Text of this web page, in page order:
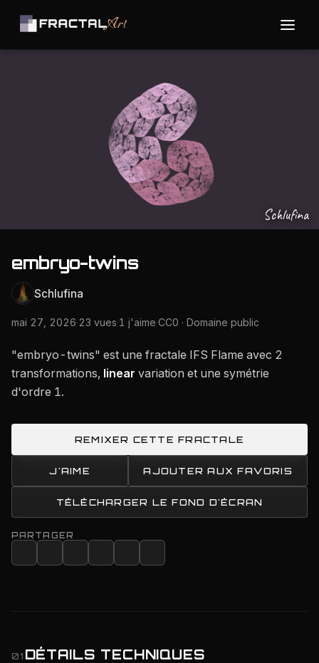
Schlufina
embryo-twins
Schlufina
mai 27, 2026·23 vues·1 j'aime·CC0 · Domaine public
"embryo-twins" est une fractale IFS Flame avec 2
transformations, linear variation et une symétrie
d'ordre 1.
REMIXER CETTE FRACTALE
J'AIME AJOUTER AUX FAVORIS
TÉLÉCHARGER LE FOND D'ÉCRAN
PARTAGER
01 DÉTAILS TECHNIQUES